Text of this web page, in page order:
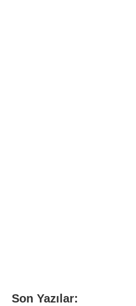
Son Yazılar: